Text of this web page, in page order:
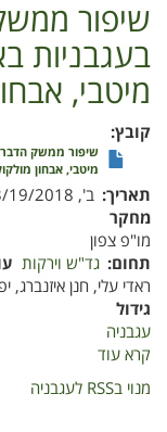
2019
שיפור
בעגבניות
מיטבי,
קובץ
שיפור ממשק
מיטבי, אבחון
תאריך ב', 03/19/2018 - 12:00
מחקר
מו"פ צפון
תחום גד"ש וירקות
ראדי עלי, חנן איזנברג,
גידול
עגבניה
קרא עוד
שיפור
ממשק
מנוי בRSS לעגבניה